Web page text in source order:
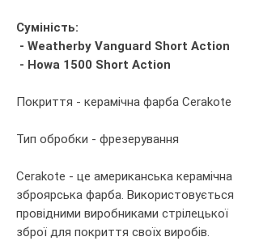
Суміність:
- Weatherby Vanguard Short Action
- Howa 1500 Short Action
Покриття - керамічна фарба Cerakote
Тип обробки - фрезерування
Cerakote - це американська керамічна
зброярська фарба. Використовується
провідними виробниками стрілецької
зброї для покриття своїх виробів.